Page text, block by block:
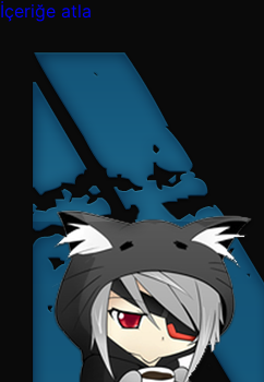
İçeriğe atla